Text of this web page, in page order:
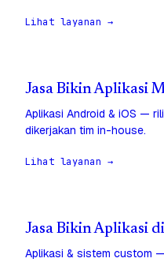
Lihat layanan →
Jasa Bikin Aplikasi
Aplikasi Android & iOS —
dikerjakan tim in-house.
Lihat layanan →
Jasa Bikin Aplikasi
Aplikasi & sistem custom